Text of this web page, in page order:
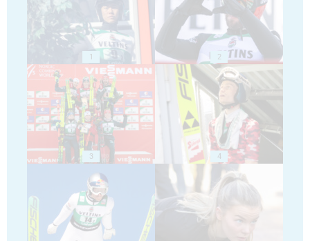
1 2
3 4